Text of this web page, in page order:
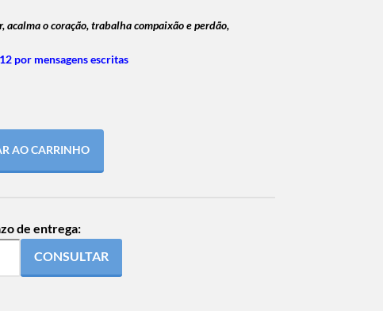
acalma o coração, trabalha compaixão e perdão,
por mensagens escritas
AO CARRINHO
de entrega:
CONSULTAR